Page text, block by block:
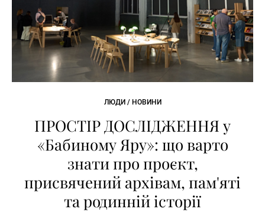
ЛЮДИ / НОВИНИ
ПРОСТІР ДОСЛІДЖЕННЯ у
«Бабиному Яру»: що варто
знати про проєкт,
присвячений архівам, пам'яті
та родинній історії